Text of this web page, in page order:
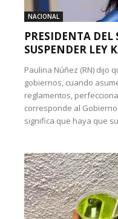
NACIONAL
PRESIDENTA
SUSPENDER LEY
Paulina Núñez (RN) dijo
gobiernos, cuando
reglamentos,
corresponde al
significa que haya que